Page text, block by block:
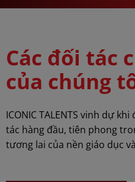
Các đối tác
của chúng
ICONIC TALENTS vinh dự
tác hàng đầu, tiên phong
tương lai của nền giáo dục